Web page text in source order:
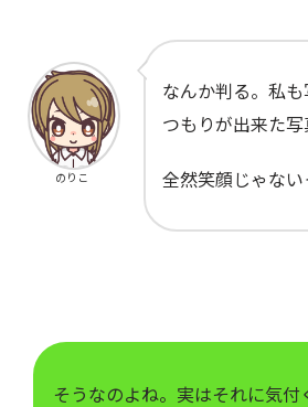
なんか判る。私
つもりが出来た写
全然笑顔じゃない
のりこ
そうなのよね。実はそれに気付